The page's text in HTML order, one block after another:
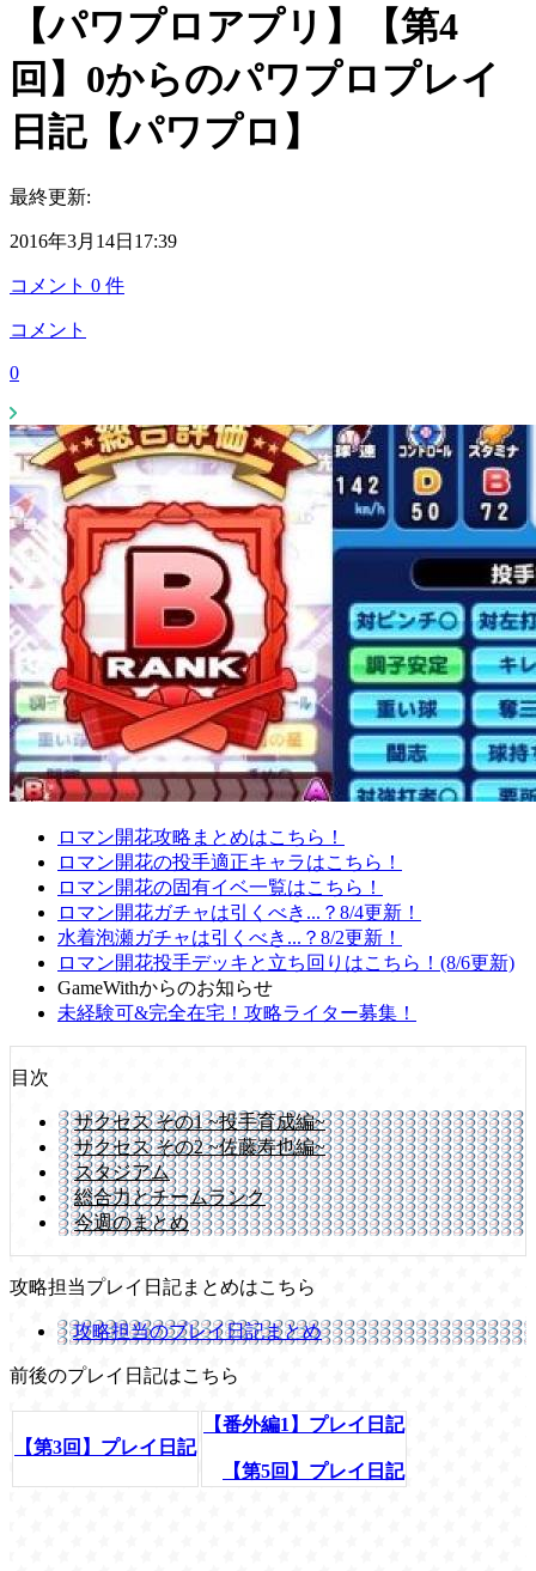
【パワプロアプリ】【第4
回】0からのパワプロプレイ
日記【パワプロ】
最終更新:
2016年3月14日17:39
コメント 0 件
コメント
0
ロマン開花攻略まとめはこちら！
ロマン開花の投手適正キャラはこちら！
ロマン開花の固有イベ一覧はこちら！
ロマン開花ガチャは引くべき...？8/4更新！
水着泡瀬ガチャは引くべき...？8/2更新！
ロマン開花投手デッキと立ち回りはこちら！(8/6更新)
GameWithからのお知らせ
未経験可&完全在宅！攻略ライター募集！
目次
サクセス その1 ~投手育成編~
サクセス その2 ~佐藤寿也編~
スタジアム
総合力とチームランク
今週のまとめ
攻略担当プレイ日記まとめはこちら
攻略担当のプレイ日記まとめ
前後のプレイ日記はこちら
【第3回】プレイ日記
【番外編1】プレイ日記
【第5回】プレイ日記